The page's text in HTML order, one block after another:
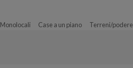
Monolocali Case a un piano Terreni/podere